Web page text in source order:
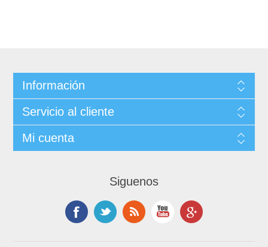
Información
Servicio al cliente
Mi cuenta
Siguenos